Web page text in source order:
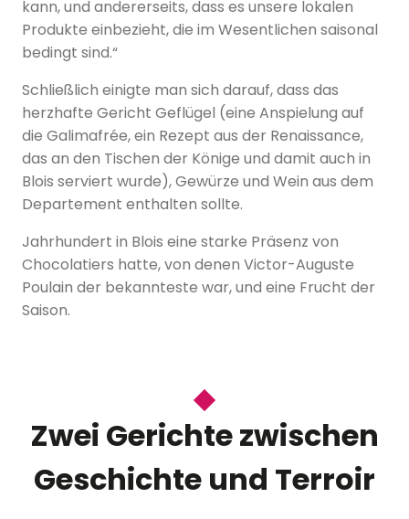
kann, und andererseits, dass es unsere lokalen
Produkte einbezieht, die im Wesentlichen saisonal
bedingt sind.“
Schließlich einigte man sich darauf, dass das
herzhafte Gericht Geflügel (eine Anspielung auf
die Galimafrée, ein Rezept aus der Renaissance,
das an den Tischen der Könige und damit auch in
Blois serviert wurde), Gewürze und Wein aus dem
Departement enthalten sollte.
Jahrhundert in Blois eine starke Präsenz von
Chocolatiers hatte, von denen Victor-Auguste
Poulain der bekannteste war, und eine Frucht der
Saison.
Zwei Gerichte zwischen
Geschichte und Terroir